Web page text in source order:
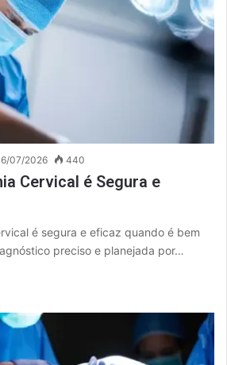
07/2026 440
Cervical é Segura e
é segura e eficaz quando é bem
preciso e planejada por…